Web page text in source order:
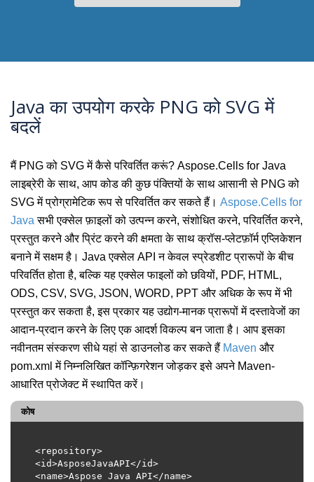
Java का उपयोग करके PNG को SVG में
बदलें
मैं PNG को SVG में कैसे परिवर्तित करूं? Aspose.Cells for Java
लाइब्रेरी के साथ, आप कोड की कुछ पंक्तियों के साथ आसानी से PNG को
SVG में प्रोग्रामेटिक रूप से परिवर्तित कर सकते हैं। Aspose.Cells for
Java सभी एक्सेल फ़ाइलों को उत्पन्न करने, संशोधित करने, परिवर्तित करने,
प्रस्तुत करने और प्रिंट करने की क्षमता के साथ क्रॉस-प्लेटफ़ॉर्म एप्लिकेशन
बनाने में सक्षम है। Java एक्सेल API न केवल स्प्रेडशीट प्रारूपों के बीच
परिवर्तित होता है, बल्कि यह एक्सेल फाइलों को छवियों, PDF, HTML,
ODS, CSV, SVG, JSON, WORD, PPT और अधिक के रूप में भी
प्रस्तुत कर सकता है, इस प्रकार यह उद्योग-मानक प्रारूपों में दस्तावेजों का
आदान-प्रदान करने के लिए एक आदर्श विकल्प बन जाता है। आप इसका
नवीनतम संस्करण सीधे यहां से डाउनलोड कर सकते हैं Maven और
pom.xml में निम्नलिखित कॉन्फ़िगरेशन जोड़कर इसे अपने Maven-
आधारित प्रोजेक्ट में स्थापित करें।
कोष